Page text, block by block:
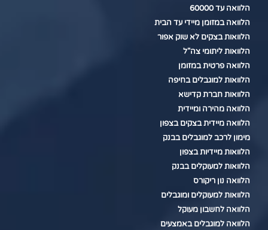
הלוואה עד 60000
הלוואה במזומן מיידי עד הבית
הלוואות בצקים לא שוק אפור
הלוואות ליתומי צה"ל
הלוואה פרטית במזומן
הלוואות למוגבלים בחיפה
הלוואות חברת קדישא
הלוואה מהירה ומיידית
הלוואה מיידית בצקים בצפון
מימון לרכב למוגבלים בבנק
הלוואות מיידיות בצפון
הלוואות למעוקלים בבנק
הלוואה נון ריקורס
הלוואות למעוקלים ומוגבלים
הלוואה לחשבון מעוקל
הלוואה למוגבלים באמצעים